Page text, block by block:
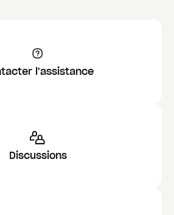
l'assistance
Discussions